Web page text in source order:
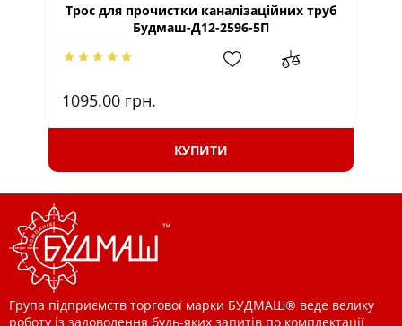
Трос для прочистки каналізаційних труб
Будмаш-Д12-2596-5П
1095.00 грн.
КУПИТИ
Група підприємств торгової марки БУДМАШ® веде велику
роботу із задоволення будь-яких запитів по комплектації